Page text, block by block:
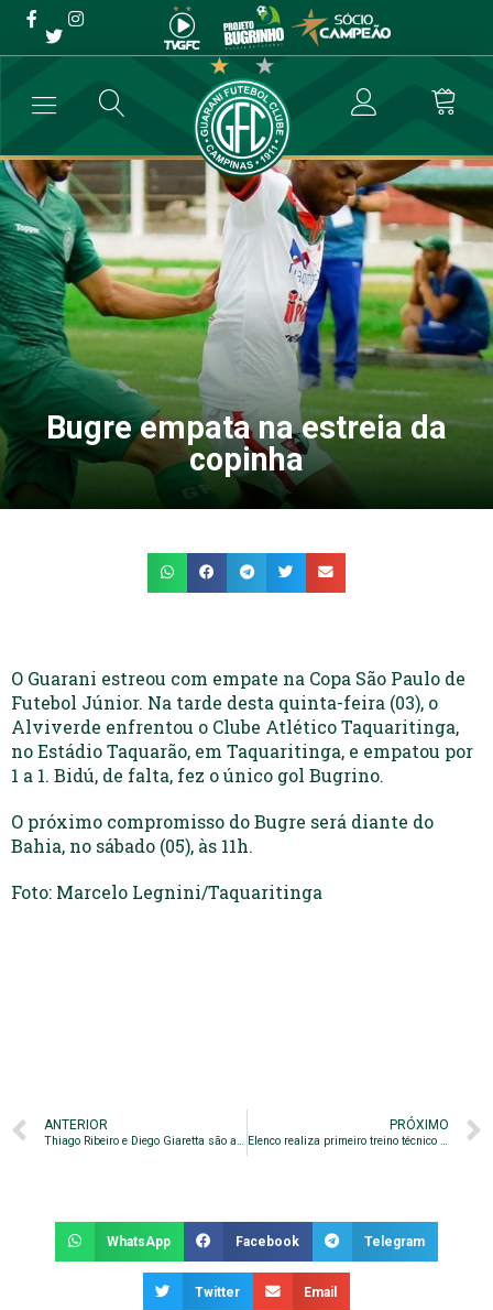
Bugre empata na estreia da
copinha
→ Categoria de Base → Bugre empata na estreia da copinha
Bugre empata na estreia da
copinha
O Guarani estreou com empate na Copa São Paulo de
Futebol Júnior. Na tarde desta quinta-feira (03), o
Alviverde enfrentou o Clube Atlético Taquaritinga,
no Estádio Taquarão, em Taquaritinga, e empatou por
1 a 1. Bidú, de falta, fez o único gol Bugrino.
O próximo compromisso do Bugre será diante do
Bahia, no sábado (05), às 11h.
Foto: Marcelo Legnini/Taquaritinga
ANTERIOR
Thiago Ribeiro e Diego Giaretta são apresentados
PRÓXIMO
Elenco realiza primeiro treino técnico de 2019
WhatsApp Facebook Telegram
Twitter Email